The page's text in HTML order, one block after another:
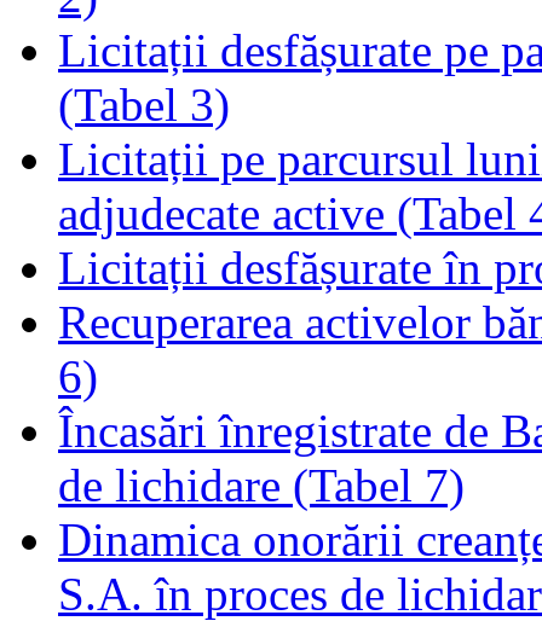
Licitații desfășurate pe
(Tabel 3)
Licitații pe parcursul
adjudecate active (Tabel
Licitații desfășurate în
Recuperarea activelor
6)
Încasări înregistrate de
de lichidare (Tabel 7)
Dinamica onorării
S.A. în proces de